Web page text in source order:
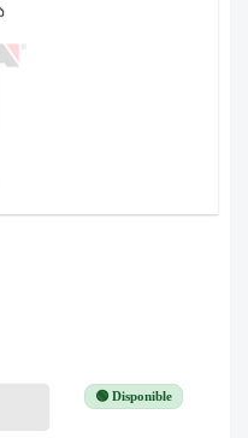
🟢 Disponible